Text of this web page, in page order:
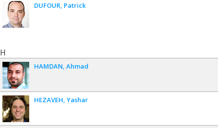
DUFOUR Patrick
H
HAMDAN Ahmad
HEZAVEH Yashar